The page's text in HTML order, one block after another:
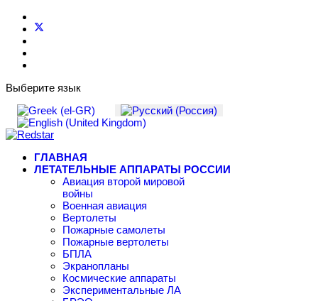
Выберите язык
ГЛАВНАЯ
ЛЕТАТЕЛЬНЫЕ АППАРАТЫ РОССИИ
Авиация второй мировой
войны
Военная авиация
Вертолеты
Пожарные самолеты
Пожарные вертолеты
БПЛА
Экранопланы
Космические аппараты
Экспериментальные ЛА